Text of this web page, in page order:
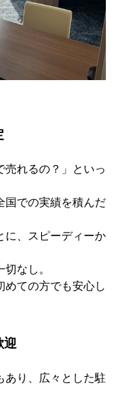
売れるの？」といっ
国での実績を積んだ
に、スピーディーか
なし。
めての方でも安心し
迎
あり、広々とした駐